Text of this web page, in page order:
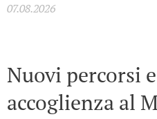
07.08.2026
Nuovi percorsi e
accoglienza al